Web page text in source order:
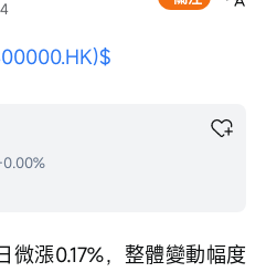
漲0.17%，整體變動幅度